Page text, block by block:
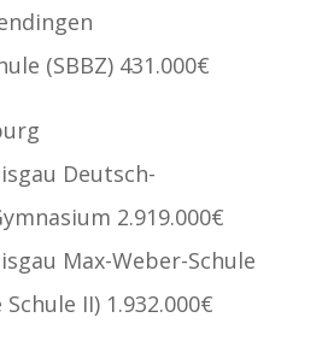
(SBBZ) 431.000€
Deutsch-
2.919.000€
Max-Weber-Schule
II) 1.932.000€